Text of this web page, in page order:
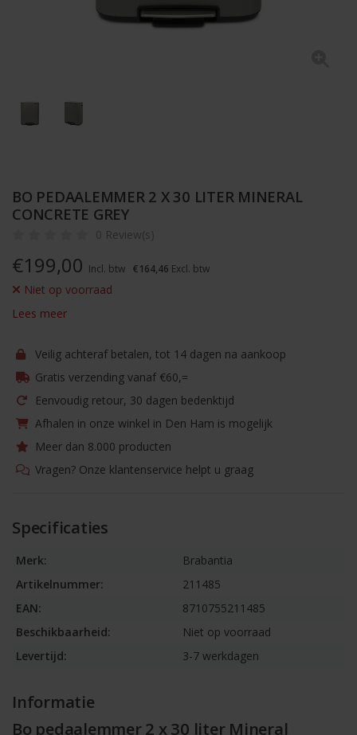
BO PEDAALEMMER 2 X 30 LITER MINERAL
CONCRETE GREY
0 Review(s)
€199,00 Incl. btw €164,46 Excl. btw
Niet op voorraad
Lees meer
Veilig achteraf betalen, tot 14 dagen na aankoop
Gratis verzending vanaf €60,=
Eenvoudig retour, 30 dagen bedenktijd
Afhalen in onze winkel in Den Ham is mogelijk
Meer dan 8.000 producten
Vragen? Onze klantenservice helpt u graag
Specificaties
Merk:
Brabantia
Artikelnummer:
211485
EAN:
8710755211485
Beschikbaarheid:
Niet op voorraad
Levertijd:
3-7 werkdagen
Informatie
Bo pedaalemmer 2 x 30 liter Mineral